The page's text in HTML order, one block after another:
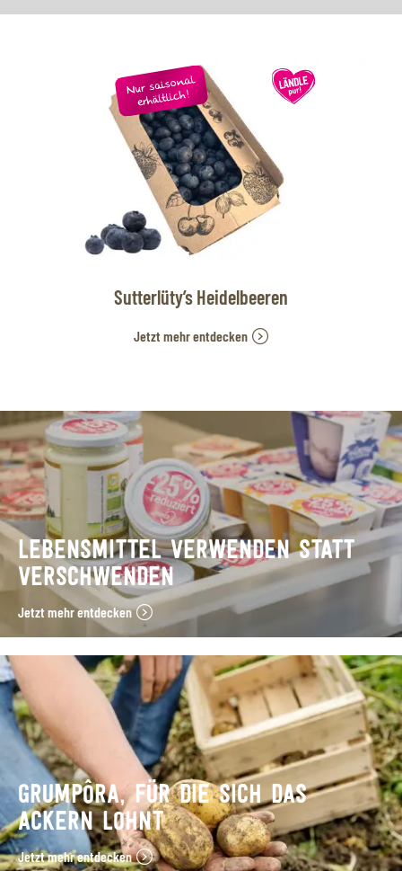
Sutterlüty’s Heidelbeeren
Jetzt mehr entdecken
LEBENSMITTEL VERWENDEN STATT
VERSCHWENDEN
Jetzt mehr entdecken
GRUMPÔRA, FÜR DIE SICH DAS
ACKERN LOHNT
Jetzt mehr entdecken